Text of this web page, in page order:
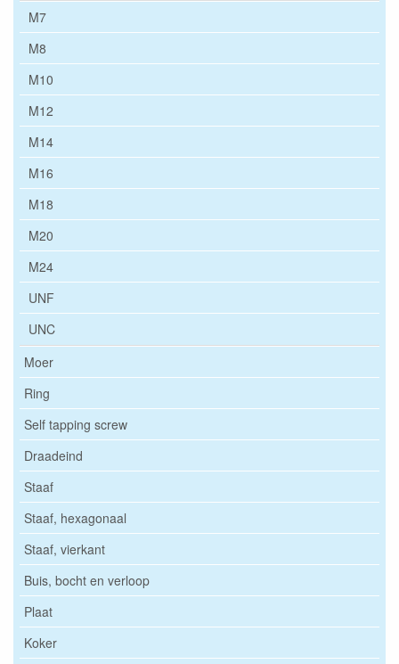
M7
M8
M10
M12
M14
M16
M18
M20
M24
UNF
UNC
Moer
Ring
Self tapping screw
Draadeind
Staaf
Staaf, hexagonaal
Staaf, vierkant
Buis, bocht en verloop
Plaat
Koker